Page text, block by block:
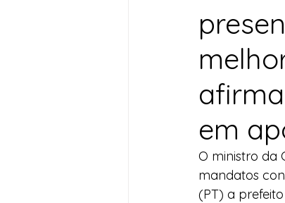
Cidades Cultura
Desenvolvimento
Imprensa
Nota de Pesar
em
O ministro da
mandatos
(PT) a